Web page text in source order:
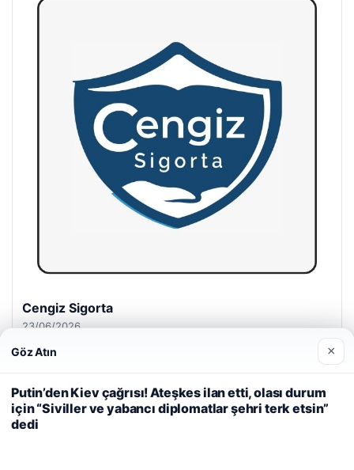
Cengiz Sigorta
23/06/2026
deneyiminizi kişiselleştirmek ve geliştirmek amacıyla çerezler
kullanıyoruz.Çerez Politikamız
Reddet
Göz Atın ×
Putin’den Kiev çağrısı! Ateşkes ilan etti, olası durum
için “Siviller ve yabancı diplomatlar şehri terk etsin”
dedi